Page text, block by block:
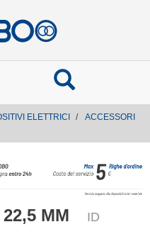
ELETTRICI
ACCESSORI
MM
ID